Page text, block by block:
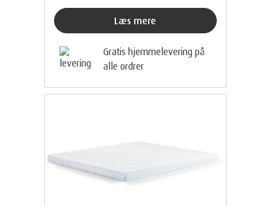
Læs mere
Gratis hjemmelevering på
alle ordrer